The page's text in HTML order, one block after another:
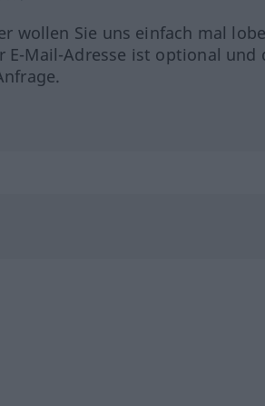
wollen Sie uns einfach mal
E-Mail-Adresse ist optional und